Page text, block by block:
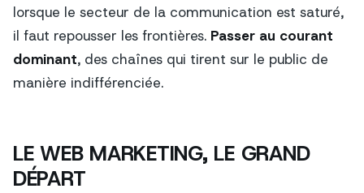
lorsque le secteur de la communication est saturé,
il faut repousser les frontières. Passer au courant
dominant, des chaînes qui tirent sur le public de
manière indifférenciée.
LE WEB MARKETING, LE GRAND
DÉPART